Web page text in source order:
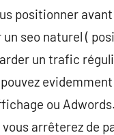
positionner
seo naturel (
un trafic
ou
vous arrêterez de